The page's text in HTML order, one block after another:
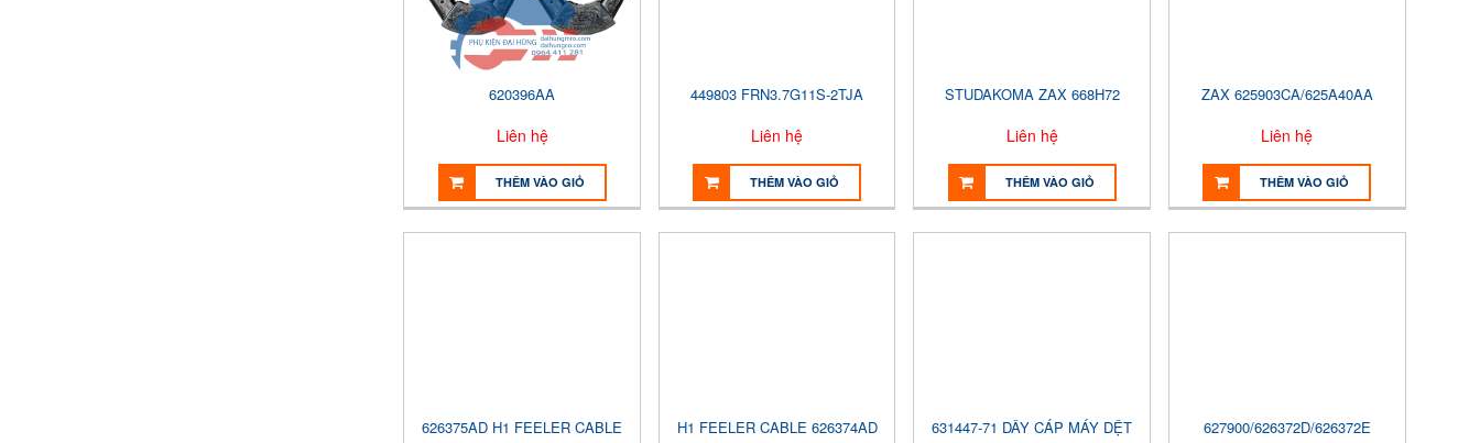
620396AA
Liên hệ
THÊM VÀO GIỎ
449803 FRN3.7G11S-2TJA
Liên hệ
THÊM VÀO GIỎ
STUDAKOMA ZAX 668H72
Liên hệ
THÊM VÀO GIỎ
ZAX 625903CA/625A40AA
Liên hệ
THÊM VÀO GIỎ
626375AD H1 FEELER CABLE H1 FEELER CABLE 626374AD
631447-71 DÂY CÁP MÁY DỆT
627900/626372D/626372E